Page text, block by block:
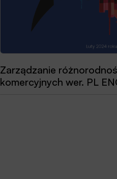
Zarządzanie
komercyjnych wer. PL
Przewodnik dobrych